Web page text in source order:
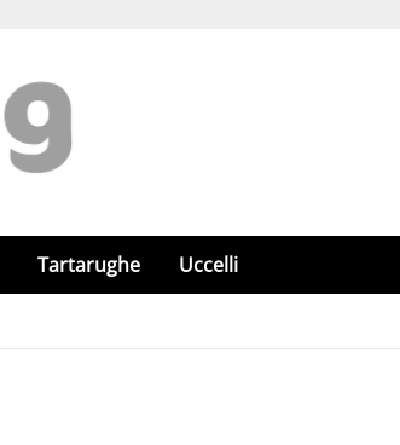
Tartarughe Uccelli